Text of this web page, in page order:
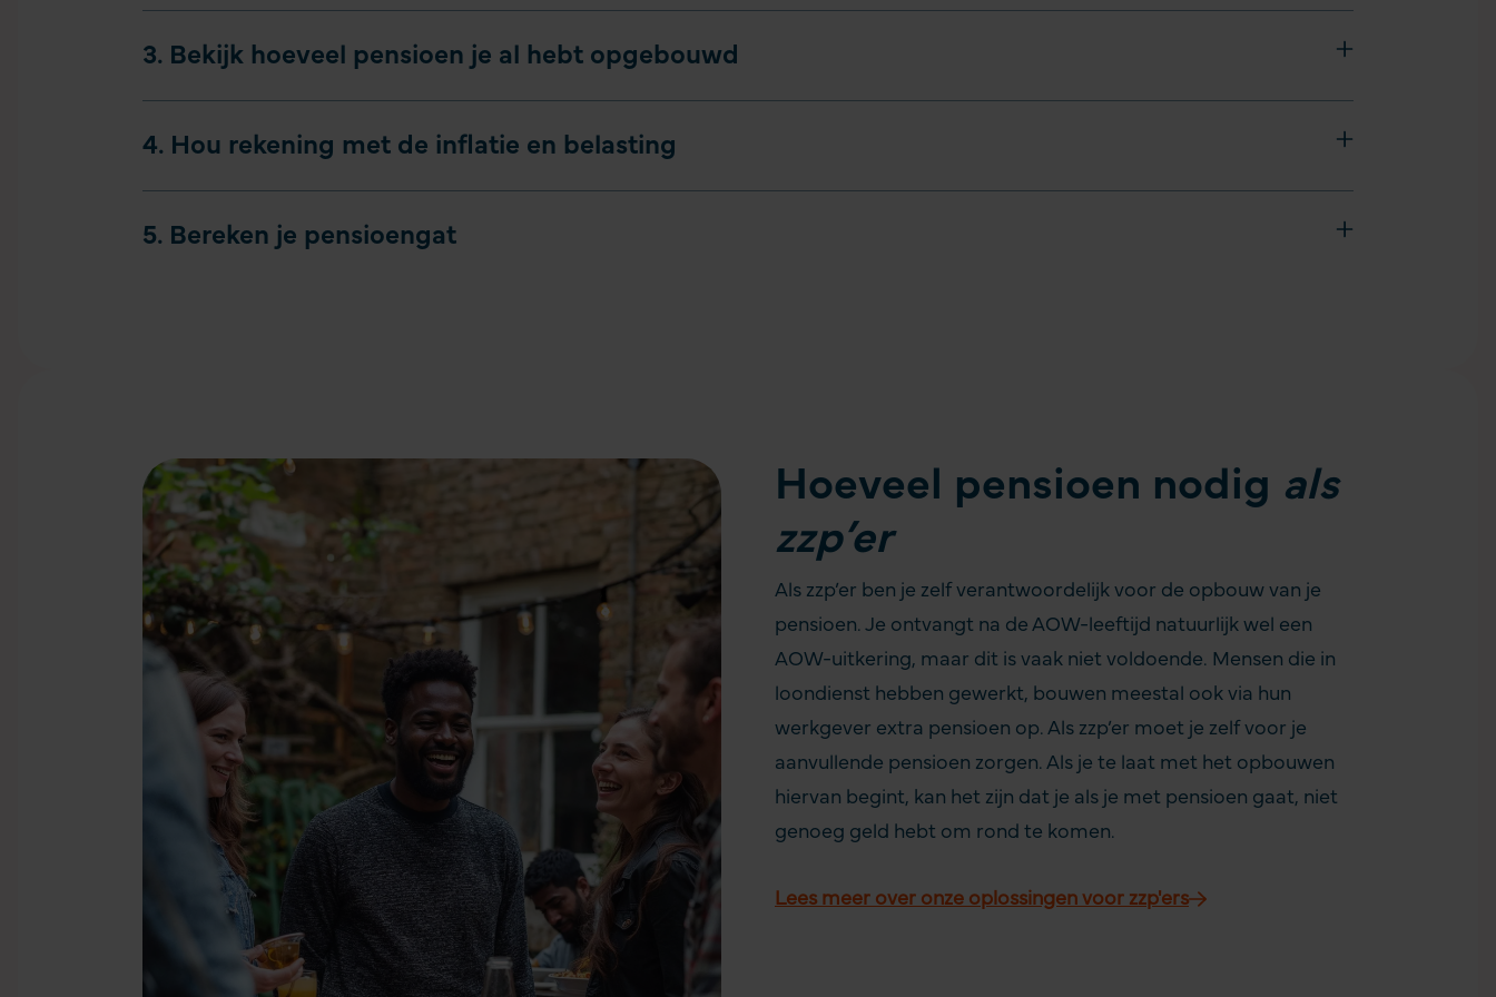
3. Bekijk hoeveel pensioen je al hebt opgebouwd
4. Hou rekening met de inflatie en belasting
5. Bereken je pensioengat
Hoeveel pensioen nodig als
zzp’er
Als zzp’er ben je zelf verantwoordelijk voor de opbouw van je
pensioen. Je ontvangt na de AOW-leeftijd natuurlijk wel een
AOW-uitkering, maar dit is vaak niet voldoende. Mensen die in
loondienst hebben gewerkt, bouwen meestal ook via hun
werkgever extra pensioen op. Als zzp’er moet je zelf voor je
aanvullende pensioen zorgen. Als je te laat met het opbouwen
hiervan begint, kan het zijn dat je als je met pensioen gaat, niet
genoeg geld hebt om rond te komen.
Lees meer over onze oplossingen voor zzp'ers